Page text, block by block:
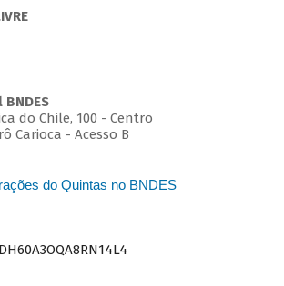
do Chile, 100 - Centro
Carioca - Acesso B
do Quintas no BNDES